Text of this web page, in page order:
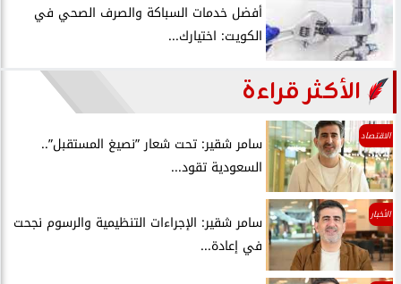
أفضل خدمات السباكة والصرف الصحي في
الكويت: اختيارك...
الأكثر قراءة
الاقتصاد
سامر شقير: تحت شعار ”نصيغ المستقبل”..
السعودية تقود...
الأخبار
سامر شقير: الإجراءات التنظيمية والرسوم نجحت
في إعادة...